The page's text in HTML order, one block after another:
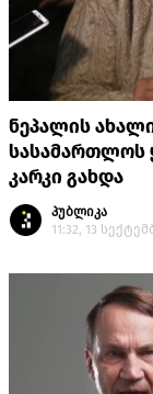
ნეპალის
სასამართლოს
კარკი გახდა
პუბლიკა
11:32, 13